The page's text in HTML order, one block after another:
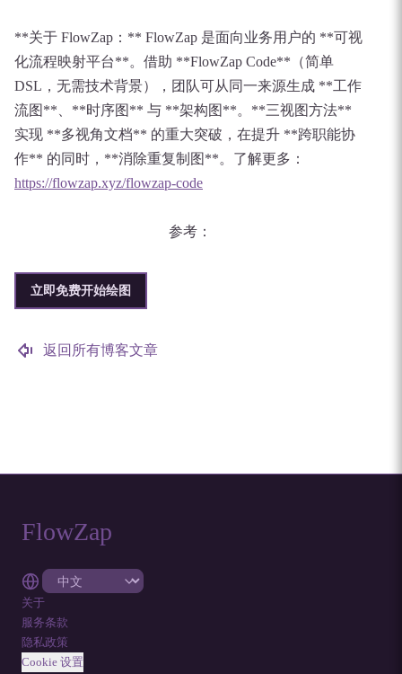
**关于 FlowZap：** FlowZap 是面向业务用户的 **可视
化流程映射平台**。借助 **FlowZap Code**（简单
DSL，无需技术背景），团队可从同一来源生成 **工作
流图**、**时序图** 与 **架构图**。**三视图方法**
实现 **多视角文档** 的重大突破，在提升 **跨职能协
作** 的同时，**消除重复制图**。了解更多：
https://flowzap.xyz/flowzap-code
参考：
立即免费开始绘图
返回所有博客文章
FlowZap
关于
服务条款
隐私政策
Cookie 设置